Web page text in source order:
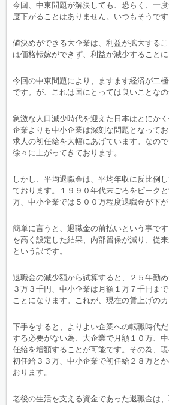
今回、中東問題が解決しても、恐らく、一
度下がることはありません。いつもそうです
値決めができる大企業は、利益が拡大する
は価格転嫁ができず、利益が減少することに
今回の中東問題により、ますます経済が二
です。が、これは国にとっては良いことなの
急激な人口減少時代を迎えた日本はとにか
企業よりも中小企業は深刻な問題となって
求人の初任給を大幅にあげています。なの
徐々に上がってきております。
しかし、平均退職金は、平均年収に反比例
ております。１９９０年代末ごろをピーク
万、中小企業では５００万程度退職金が下が
簡単に言うと、退職金の前払いという事で
を高く設定した結果、内部留保が減り、従
という訳です。
退職金の減少額から試算すると、２５年勤
３万３千円、中小企業は月額１万７千円ま
ことになります。これが、現在の賃上げのカ
下手をすると、よりよい企業への転職時代
する必要がない為、大企業で月額１０万、
任給を増額することが可能です。その為、
初任給３３万、中小企業で初任給２８万と
おります。
老後の生活を支える資金であった退職金は